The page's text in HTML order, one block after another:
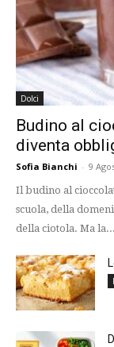
Dolci
Budino al
diventa
Sofia Bianchi - 9
Il budino al
scuola, della
della ciotola. Ma la...